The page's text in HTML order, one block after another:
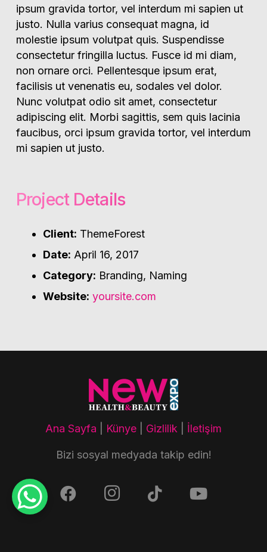
ipsum gravida tortor, vel interdum mi sapien ut
justo. Nulla varius consequat magna, id
molestie ipsum volutpat quis. Suspendisse
consectetur fringilla luctus. Fusce id mi diam,
non ornare orci. Pellentesque ipsum erat,
facilisis ut venenatis eu, sodales vel dolor.
Nunc volutpat odio sit amet, consectetur
adipiscing elit. Morbi sagittis, sem quis lacinia
faucibus, orci ipsum gravida tortor, vel interdum
mi sapien ut justo.
Project Details
Client: ThemeForest
Date: April 16, 2017
Category: Branding, Naming
Website: yoursite.com
Ana Sayfa Künye Gizlilik İletişim
Bizi sosyal medyada takip edin!